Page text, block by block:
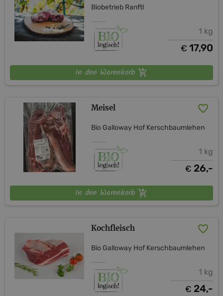
Biobetrieb Ranftl
1 kg
€ 17,90
In den Warenkorb
Meisel
Bio Galloway Hof Kerschbaumlehen
1 kg
€ 26,-
In den Warenkorb
Kochfleisch
Bio Galloway Hof Kerschbaumlehen
1 kg
€ 24,-